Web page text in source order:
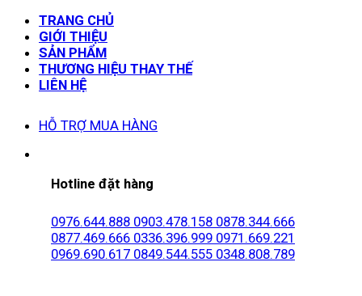
TRANG CHỦ
GIỚI THIỆU
SẢN PHẨM
THƯƠNG HIỆU THAY THẾ
LIÊN HỆ
HỖ TRỢ MUA HÀNG
Hotline đặt hàng
0976.644.888 0903.478.158 0878.344.666
0877.469.666 0336.396.999 0971.669.221
0969.690.617 0849.544.555 0348.808.789